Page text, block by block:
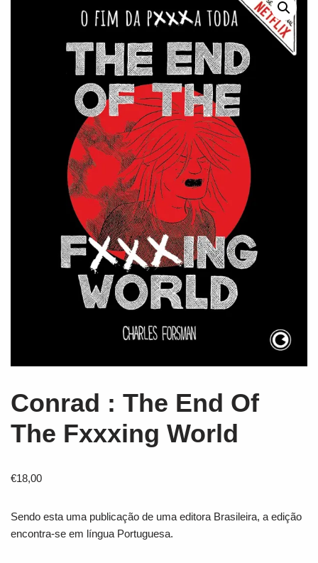
Conrad : The End Of
The Fxxxing World
€18,00
Sendo esta uma publicação de uma editora Brasileira, a edição
encontra-se em língua Portuguesa.